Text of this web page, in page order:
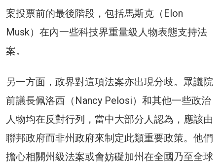
案投票前的最後階段，包括馬斯克（Elon
Musk）在內一些科技界重量級人物表態支持法
案。
另一方面，政界對這項法案亦出現分歧。眾議院
前議長佩洛西（Nancy Pelosi）和其他一些政治
人物均在反對行列，當中大部分人認為，應該由
聯邦政府而非州政府來制定此類重要政策。他們
擔心相關州級法案或會妨礙加州在全國乃至全球